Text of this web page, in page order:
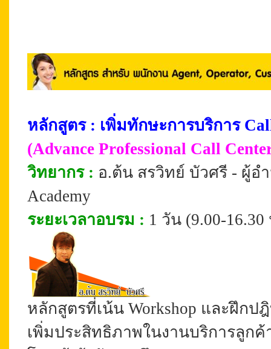
หลักสูตร : เพิ่มทักษะการบริการ
(Advance Professional Call
วิทยากร : อ.ต้น สรวิทย์ บัวศรี - ผู้อ
Academy
ระยะเวลาอบรม : 1 วัน (9.00-16.30
หลักสูตรที่เน้น Workshop และฝึก
เพิ่มประสิทธิภาพในงานบริการลูกค้